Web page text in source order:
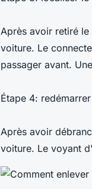
Après avoir retiré
voiture. Le
passager avant.
Étape 4:
Après avoir
voiture. Le voyant